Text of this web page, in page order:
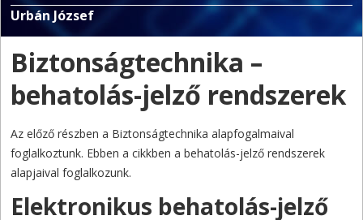
Urbán József
Biztonságtechnika –
behatolás-jelző rendszerek
Az előző részben a Biztonságtechnika alapfogalmaival
foglalkoztunk. Ebben a cikkben a behatolás-jelző rendszerek
alapjaival foglalkozunk.
Elektronikus behatolás-jelző